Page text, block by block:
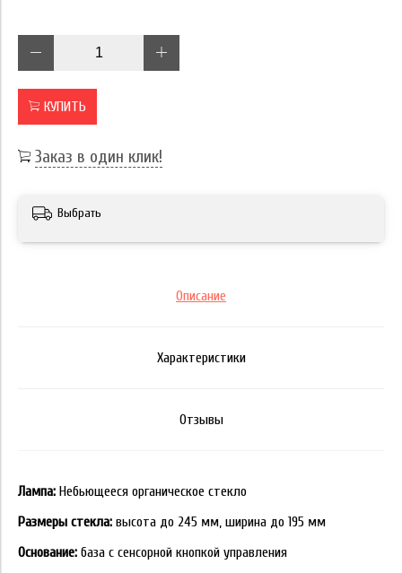
КУПИТЬ
Заказ в один клик!
Выбрать
Описание
Характеристики
Отзывы
Лампа: Небьющееся органическое стекло
Размеры стекла: высота до 245 мм, ширина до 195 мм
Основание: база с сенсорной кнопкой управления